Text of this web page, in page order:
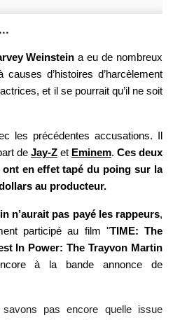
Weinstein a eu de nombreux
d’histoires d’harcèlement
et il se pourrait qu’il ne soit
les précédentes accusations. Il
de Jay-Z et Eminem. Ces deux
en effet tapé du poing sur la
au producteur.
n’aurait pas payé les rappeurs,
participé au film "TIME: The
In Power: The Trayvon Martin
à la bande annonce de
pas encore quelle issue